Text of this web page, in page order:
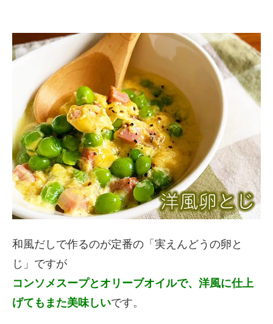
和風だしで作るのが定番の「実えんどうの卵と
じ」ですが
コンソメスープとオリーブオイルで、洋風に仕上
げてもまた美味しいです。